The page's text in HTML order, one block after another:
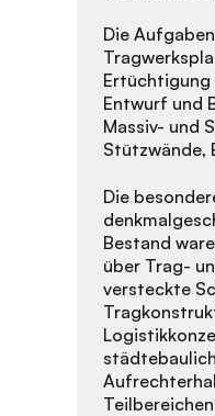
Die
Ertüchtigung
Entwurf und
Massiv- und
Stützwände,
Die
Bestand
über Trag-
versteckte